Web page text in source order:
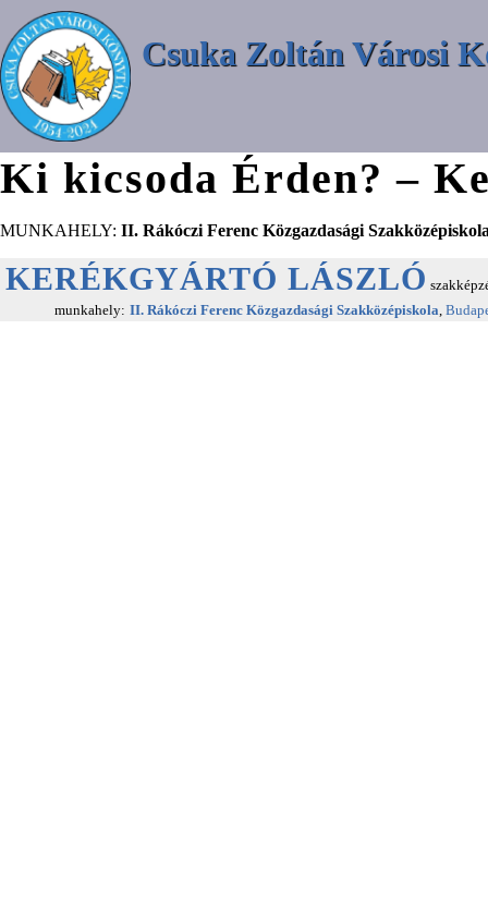
Csuka Zoltán Városi
Ki kicsoda Érden? –
MUNKAHELY: II. Rákóczi Ferenc Közgazdasági
KERÉKGYÁRTÓ LÁSZLÓ
munkahely: II. Rákóczi Ferenc Közgazdasági Szakközépiskola,